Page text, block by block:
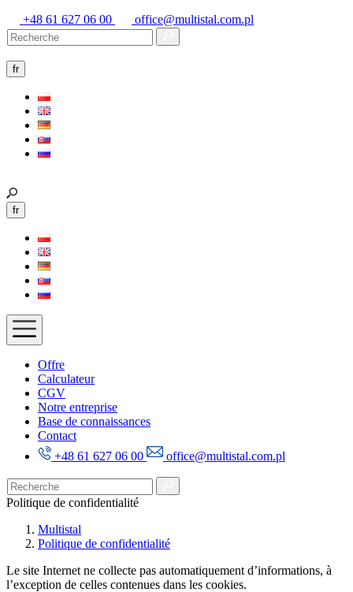
+48 61 627 06 00 office@multistal.com.pl
fr
fr
Offre
Calculateur
CGV
Notre entreprise
Base de connaissances
Contact
+48 61 627 06 00
office@multistal.com.pl
Politique de confidentialité
Multistal
Politique de confidentialité
Le site Internet ne collecte pas automatiquement d’informations, à
l’exception de celles contenues dans les cookies.